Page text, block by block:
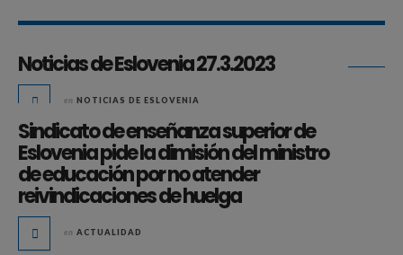
Noticias de Eslovenia 27.3.2023
en NOTICIAS DE ESLOVENIA
Sindicato de enseñanza superior de
Eslovenia pide la dimisión del ministro
de educación por no atender
reivindicaciones de huelga
en ACTUALIDAD